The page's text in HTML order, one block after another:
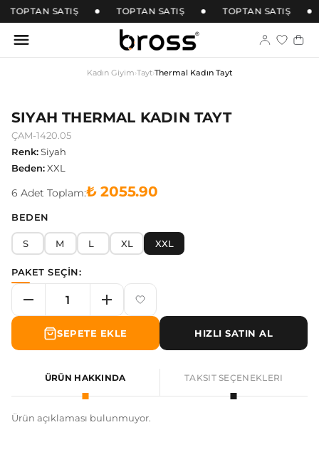
TOPTAN SATIŞ TOPTAN SATIŞ TOPTAN SATIŞ
Kadın Giyim›Tayt›Thermal Kadın Tayt
SIYAH THERMAL KADIN TAYT
ÇAM-1420.05
Renk:Siyah
Beden:XXL
6 Adet Toplam:₺ 2055.90
BEDEN
S M L XL XXL
PAKET SEÇİN:
SEPETE EKLE HIZLI SATIN AL
ÜRÜN HAKKINDA TAKSIT SEÇENEKLERI
Ürün açıklaması bulunmuyor.